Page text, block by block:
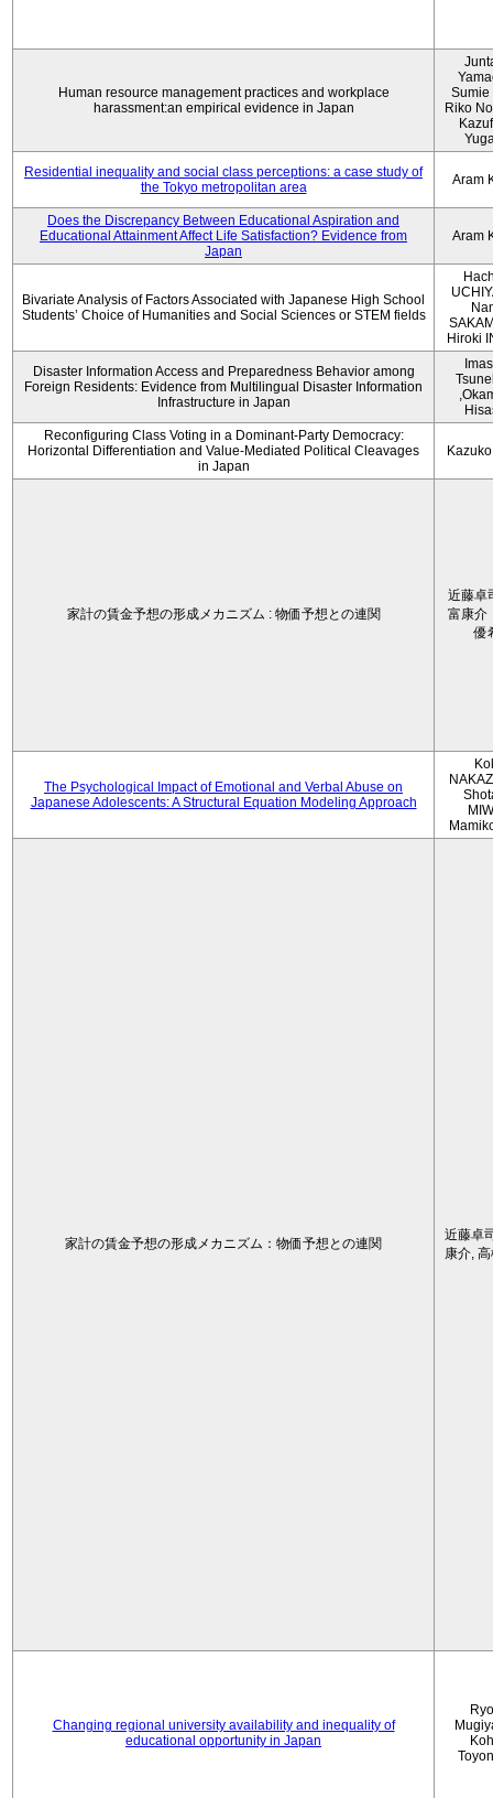
Human resource management practices and workplace
harassment:an empirical evidence in Japan
Sumie
Riko
Residential inequality and social class perceptions: a case study of
the Tokyo metropolitan area
Aram
Does the Discrepancy Between Educational Aspiration and
Educational Attainment Affect Life Satisfaction? Evidence from
Japan
Aram
Bivariate Analysis of Factors Associated with Japanese High School
Students’ Choice of Humanities and Social Sciences or STEM fields
Hiroki
Disaster Information Access and Preparedness Behavior among
Foreign Residents: Evidence from Multilingual Disaster Information
Infrastructure in Japan
Reconfiguring Class Voting in a Dominant-Party Democracy:
Horizontal Differentiation and Value-Mediated Political Cleavages
in Japan
家計の賃金予想の形成メカニズム : 物価予想との連関
近藤卓
富康介
優
The Psychological Impact of Emotional and Verbal Abuse on
Japanese Adolescents: A Structural Equation Modeling Approach
家計の賃金予想の形成メカニズム：物価予想との連関
近藤卓
康介,
Changing regional university availability and inequality of
educational opportunity in Japan